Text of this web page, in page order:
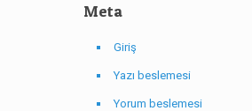
Meta
Giriş
Yazı beslemesi
Yorum beslemesi